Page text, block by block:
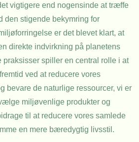
vigtigere end nogensinde at træffe
den stigende bekymring for
er det blevet klart, at
direkte indvirkning på planetens
spiller en central rolle i at
ved at reducere vores
bevare de naturlige ressourcer, vi er
miljøvenlige produkter og
til at reducere vores samlede
en mere bæredygtig livsstil.